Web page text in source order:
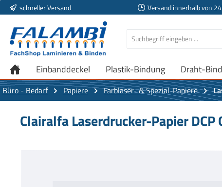
Hauptinhalt springen
Zur Suche springen
Zur Hauptnavigation springen
schneller Versand Versand innerhalb von
Einbanddeckel Plastik-Bindung Draht-
Büro - Bedarf Papiere Farblaser- & Spezial-Papiere
Clairalfa Laserdrucker-Papier